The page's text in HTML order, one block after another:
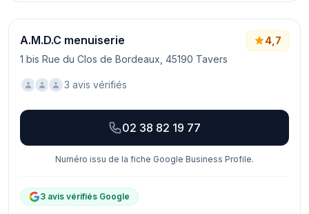
A.M.D.C menuiserie
1 bis Rue du Clos de Bordeaux, 45190 Tavers
4,7
3 avis vérifiés
02 38 82 19 77
Numéro issu de la fiche Google Business Profile.
3 avis vérifiés Google